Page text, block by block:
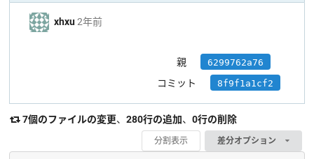
xhxu 2年前
親 6299762a76
コミット 8f9f1a1cf2
7個のファイルの変更、 280行の追加、 0行の削除
分割表示 差分オプション